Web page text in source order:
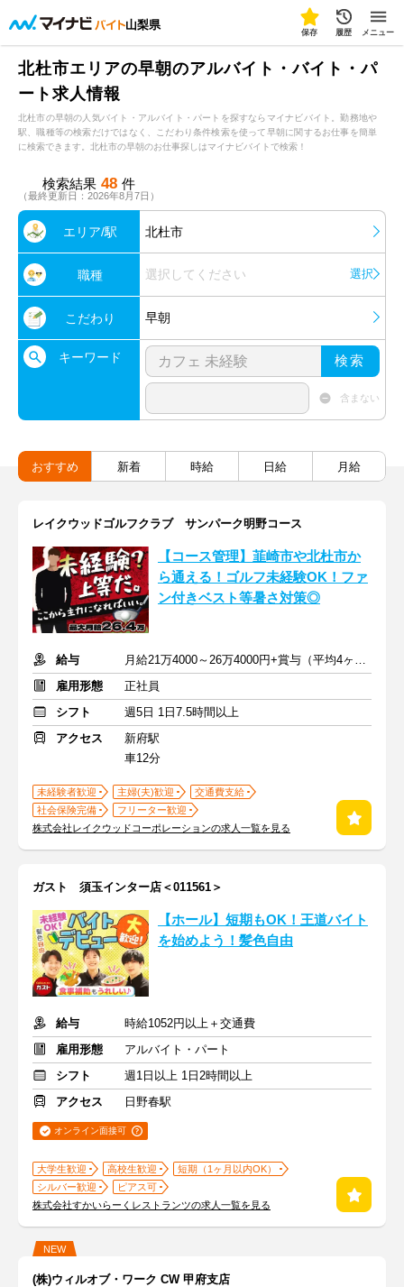
山梨県
保存 履歴 メニュー
北杜市エリアの早朝のアルバイト・バイト・パ
ート求人情報
北杜市の早朝の人気バイト・アルバイト・パートを探すならマイナビバイト。勤務地や
駅、職種等の検索だけではなく、こだわり条件検索を使って早朝に関するお仕事を簡単
に検索できます。北杜市の早朝のお仕事探しはマイナビバイトで検索！
検索結果 48 件
（最終更新日：2026年8月7日）
エリア/駅 北杜市
職種 選択してください 選択
こだわり 早朝
キーワード 検索
含まない
おすすめ 新着 時給 日給 月給
レイクウッドゴルフクラブ サンパーク明野コース
【コース管理】韮崎市や北杜市か
ら通える！ゴルフ未経験OK！ファ
ン付きベスト等暑さ対策◎
給与
月給21万4000～26万4000円+賞与（平均4ヶ月）＋交通費
雇用形態
正社員
シフト
週5日 1日7.5時間以上
アクセス
新府駅
車12分
未経験者歓迎 主婦(夫)歓迎
交通費支給
社会保険完備
フリーター歓迎
株式会社レイクウッドコーポレーションの求人一覧を見る
ガスト 須玉インター店＜011561＞
【ホール】短期もOK！王道バイト
を始めよう！髪色自由
給与
時給1052円以上＋交通費
雇用形態
アルバイト・パート
シフト
週1日以上 1日2時間以上
アクセス
日野春駅
オンライン面接可
大学生歓迎 高校生歓迎
短期（1ヶ月以内OK）
シルバー歓迎
ピアス可
株式会社すかいらーくレストランツの求人一覧を見る
NEW
(株)ウィルオブ・ワーク CW 甲府支店